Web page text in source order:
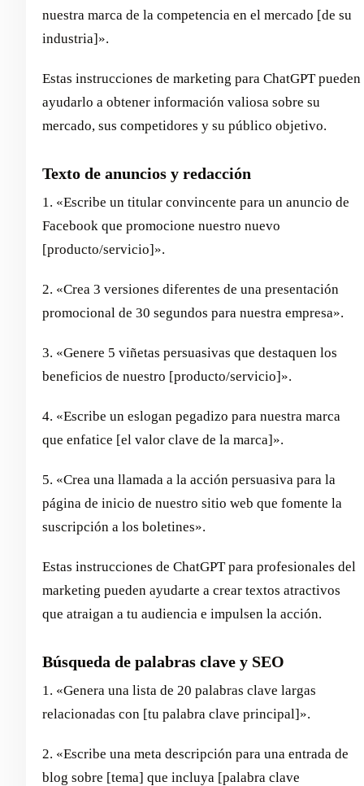
nuestra marca de la competencia en el mercado [de su
industria]».
Estas instrucciones de marketing para ChatGPT pueden
ayudarlo a obtener información valiosa sobre su
mercado, sus competidores y su público objetivo.
Texto de anuncios y redacción
1. «Escribe un titular convincente para un anuncio de
Facebook que promocione nuestro nuevo
[producto/servicio]».
2. «Crea 3 versiones diferentes de una presentación
promocional de 30 segundos para nuestra empresa».
3. «Genere 5 viñetas persuasivas que destaquen los
beneficios de nuestro [producto/servicio]».
4. «Escribe un eslogan pegadizo para nuestra marca
que enfatice [el valor clave de la marca]».
5. «Crea una llamada a la acción persuasiva para la
página de inicio de nuestro sitio web que fomente la
suscripción a los boletines».
Estas instrucciones de ChatGPT para profesionales del
marketing pueden ayudarte a crear textos atractivos
que atraigan a tu audiencia e impulsen la acción.
Búsqueda de palabras clave y SEO
1. «Genera una lista de 20 palabras clave largas
relacionadas con [tu palabra clave principal]».
2. «Escribe una meta descripción para una entrada de
blog sobre [tema] que incluya [palabra clave